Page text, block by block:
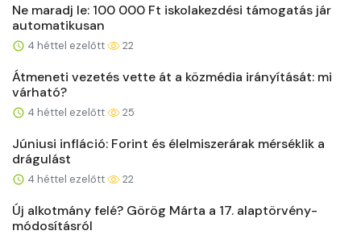
Ne maradj le: 100 000 Ft iskolakezdési támogatás jár
automatikusan
4 héttel ezelőtt 22
Átmeneti vezetés vette át a közmédia irányítását: mi
várható?
4 héttel ezelőtt 25
Júniusi infláció: Forint és élelmiszerárak mérséklik a
drágulást
4 héttel ezelőtt 22
Új alkotmány felé? Görög Márta a 17. alaptörvény-
módosításról